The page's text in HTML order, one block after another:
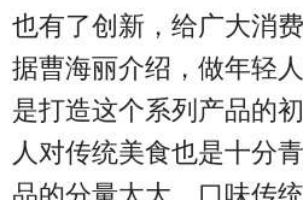
也有了创新，给广大消
据曹海丽介绍，做年轻
是打造这个系列产品的
人对传统美食也是十分